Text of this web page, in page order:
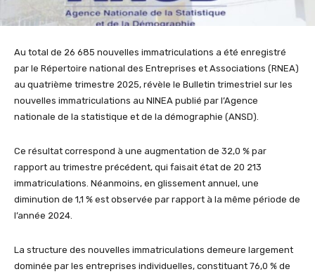
Au total de 26 685 nouvelles immatriculations a été enregistré
par le Répertoire national des Entreprises et Associations (RNEA)
au quatrième trimestre 2025, révèle le Bulletin trimestriel sur les
nouvelles immatriculations au NINEA publié par l’Agence
nationale de la statistique et de la démographie (ANSD).
Ce résultat correspond à une augmentation de 32,0 % par
rapport au trimestre précédent, qui faisait état de 20 213
immatriculations. Néanmoins, en glissement annuel, une
diminution de 1,1 % est observée par rapport à la même période de
l’année 2024.
La structure des nouvelles immatriculations demeure largement
dominée par les entreprises individuelles, constituant 76,0 % de